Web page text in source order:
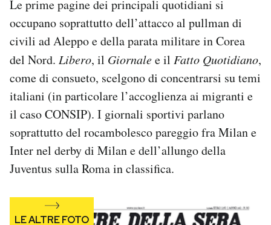
CALENDARIO
AREA PERSONALE
Area Personale
Newsletter
Notifiche mobile
Regala il Post
Esci
Le prime pagine dei principali quotidiani si
occupano soprattutto dell’attacco al pullman di
civili ad Aleppo e della parata militare in Corea
del Nord. Libero, il Giornalee il Fatto Quotidiano,
come di consueto, scelgono di concentrarsi su temi
italiani (in particolare l’accoglienza ai migranti e
il caso CONSIP). I giornali sportivi parlano
soprattutto del rocambolesco pareggio fra Milan e
Inter nel derby di Milan e dell’allungo della
Juventus sulla Roma in classifica.